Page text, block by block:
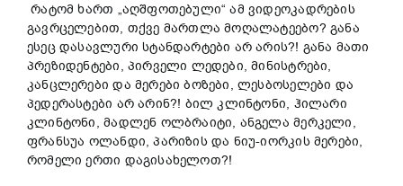
რატომ ხართ „აღშფოთებული“ ამ ვიდეოკადრების
გავრცელებით, თქვე მართლა მოღალატეებო? განა
ესეც დასავლური სტანდარტები არ არის?! განა მათი
პრეზიდენტები, პირველი ლედები, მინისტრები,
კანცლერები და მერები ბოზები, ლესბოსელები და
პედერასტები არ არინ?! ბილ კლინტონი, ჰილარი
კლინტონი, მადლენ ოლბრაიტი, ანგელა მერკელი,
ფრანსუა ოლანდი, პარიზის და ნიუ-იორკის მერები,
რომელი ერთი დაგისახელოთ?!